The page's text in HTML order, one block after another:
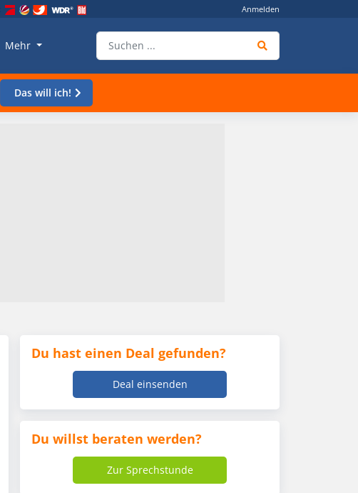
Anmelden
Mehr
Das will ich!
Du hast einen Deal gefunden?
Deal einsenden
Du willst beraten werden?
Zur Sprechstunde